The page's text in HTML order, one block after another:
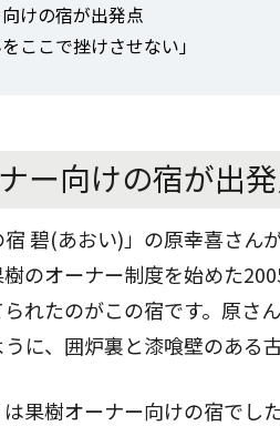
けの宿が出発点
ここで挫けさせない」
ー向けの宿が出
宿 碧(あおい)」の原幸喜さ
のオーナー制度を始めた
れたのがこの宿です。原さ
に、囲炉裏と漆喰壁のある
果樹オーナー向けの宿でした